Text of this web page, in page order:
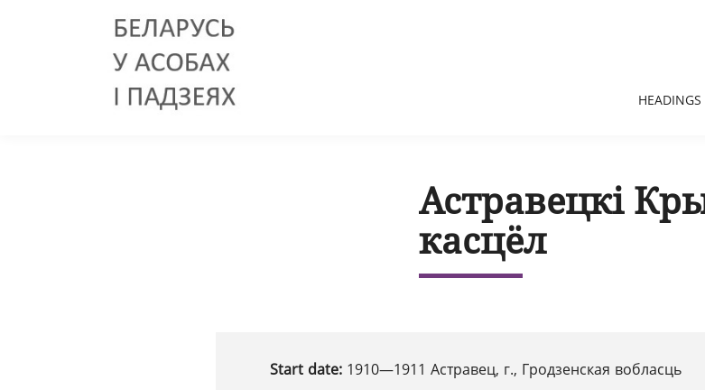
HEADINGS
Астравецкі
касцёл
Start date: 1910—1911 Астравец, г., Гродзенская вобласць